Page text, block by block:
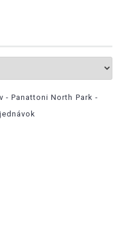
- Panattoni North Park -